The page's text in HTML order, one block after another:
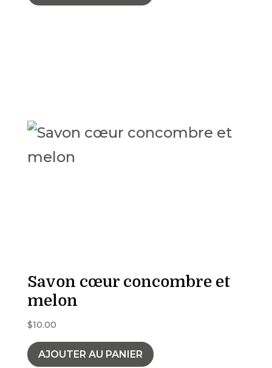
Savon cœur concombre et
melon
$10.00
AJOUTER AU PANIER